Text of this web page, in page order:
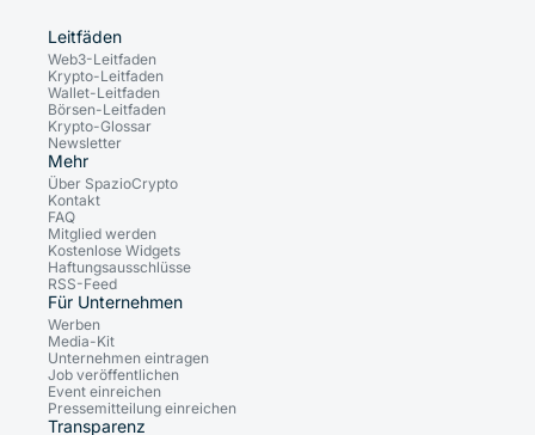
Leitfäden
Web3-Leitfaden
Krypto-Leitfaden
Wallet-Leitfaden
Börsen-Leitfaden
Krypto-Glossar
Newsletter
Mehr
Über SpazioCrypto
Kontakt
FAQ
Mitglied werden
Kostenlose Widgets
Haftungsausschlüsse
RSS-Feed
Für Unternehmen
Werben
Media-Kit
Unternehmen eintragen
Job veröffentlichen
Event einreichen
Pressemitteilung einreichen
Transparenz